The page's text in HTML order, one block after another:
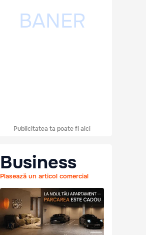
Publicitatea ta poate fi aici
Business
Plasează un articol comercial